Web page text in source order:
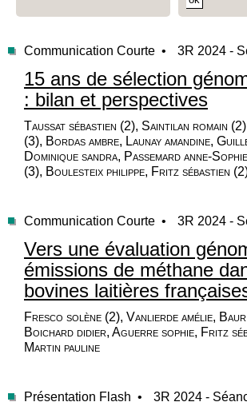
Communication Courte • 3R 2024 -
15 ans de sélection
: bilan et perspectives
Taussat sébastien (2), Saintilan romain
(3), Bordas ambre, Launay amandine,
Dominique sandra, Passemard anne-
(3), Boulesteix philippe, Fritz sébastien
Communication Courte • 3R 2024 -
Vers une évaluation
émissions de méthane
bovines laitières
Fresco solène (2), Vanlierde amélie,
Boichard didier, Aguerre sophie, Fritz
Martin pauline
Présentation Flash • 3R 2024 -